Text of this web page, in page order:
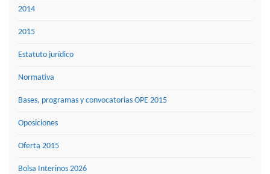
2014
2015
Estatuto jurídico
Normativa
Bases, programas y convocatorias OPE 2015
Oposiciones
Oferta 2015
Bolsa Interinos 2026